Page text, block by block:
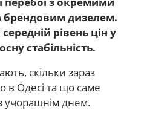
брендовим дизелем.
рівень цін у
стабільність.
скільки зараз
в Одесі та що саме
учорашнім днем.